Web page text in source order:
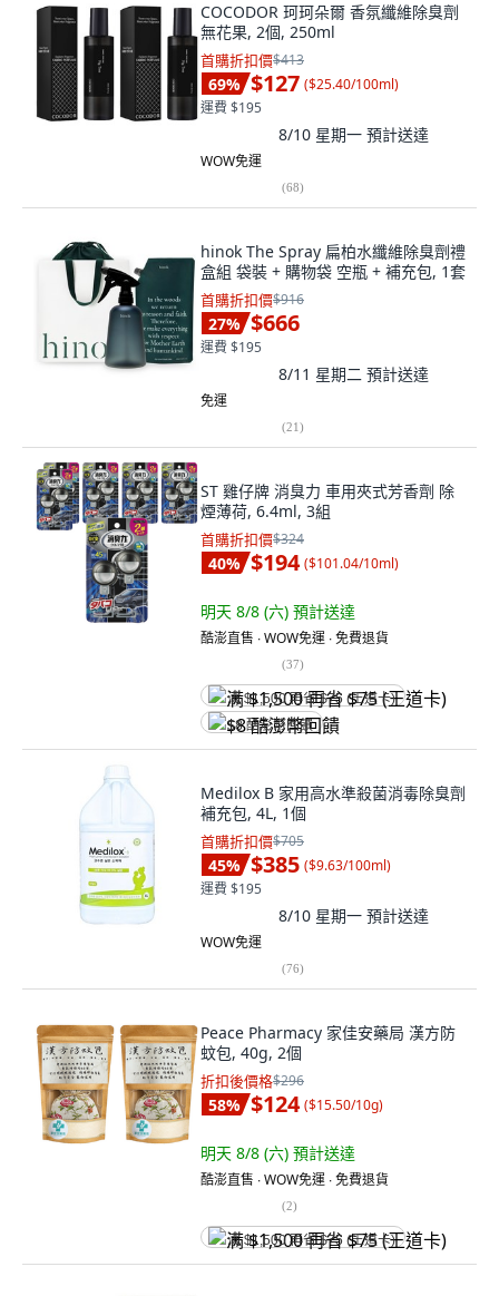
COCODOR 珂珂朵爾 香氛纖維除臭劑
無花果, 2個, 250ml
首購折扣價$413
69% $127 ($25.40/100ml)
運費 $195
8/10 星期一 預計送達
WOW免運
(68)
hinok The Spray 扁柏水纖維除臭劑禮
盒組 袋裝 + 購物袋 空瓶 + 補充包, 1套
首購折扣價$916
27% $666
運費 $195
8/11 星期二 預計送達
免運
(21)
ST 雞仔牌 消臭力 車用夾式芳香劑 除
煙薄荷, 6.4ml, 3組
首購折扣價$324
40% $194 ($101.04/10ml)
明天 8/8 (六) 預計送達
酷澎直售 ∙ WOW免運 ∙ 免費退貨
(37)
满 $1,500 再省 $75 (王道卡)
$8 酷澎幣回饋
Medilox B 家用高水準殺菌消毒除臭劑
補充包, 4L, 1個
首購折扣價$705
45% $385 ($9.63/100ml)
運費 $195
8/10 星期一 預計送達
WOW免運
(76)
Peace Pharmacy 家佳安藥局 漢方防
蚊包, 40g, 2個
折扣後價格$296
58% $124 ($15.50/10g)
明天 8/8 (六) 預計送達
酷澎直售 ∙ WOW免運 ∙ 免費退貨
(2)
满 $1,500 再省 $75 (王道卡)